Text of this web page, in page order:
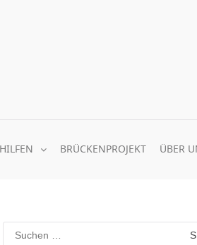
BRÜCKENPROJEKT ÜBER